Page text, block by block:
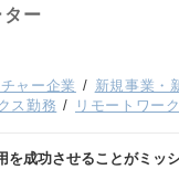
ー
ャー企業 新規事業・
ス勤務 リモートワー
を成功させることがミッ